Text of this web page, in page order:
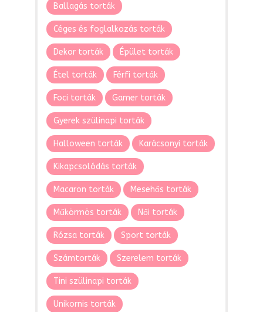
Ballagás torták
Céges és foglalkozás torták
Dekor torták Épület torták
Étel torták Férfi torták
Foci torták Gamer torták
Gyerek szülinapi torták
Halloween torták Karácsonyi torták
Kikapcsolódás torták
Macaron torták Mesehős torták
Műkörmös torták Női torták
Rózsa torták Sport torták
Számtorták Szerelem torták
Tini szülinapi torták
Unikornis torták